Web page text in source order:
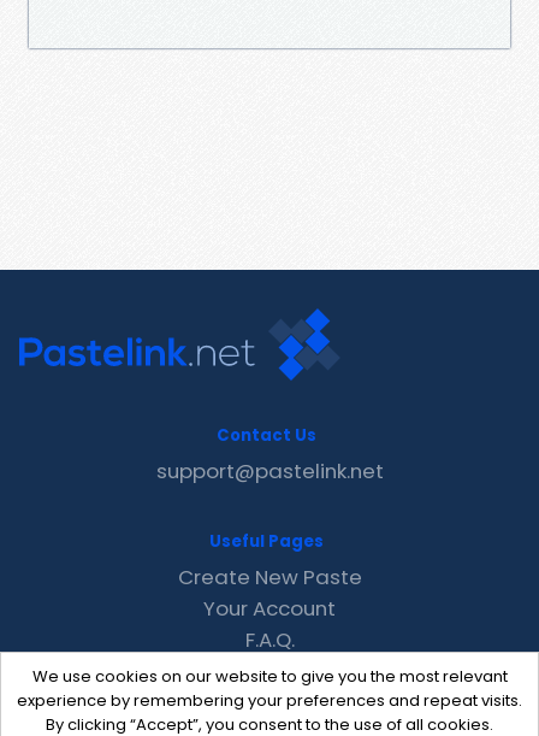
We use cookies on our website to give you the most relevant
experience by remembering your preferences and repeat visits.
By clicking “Accept”, you consent to the use of all cookies.
Contact Us
support@pastelink.net
Useful Pages
Create New Paste
Your Account
F.A.Q.
Recent
Contact